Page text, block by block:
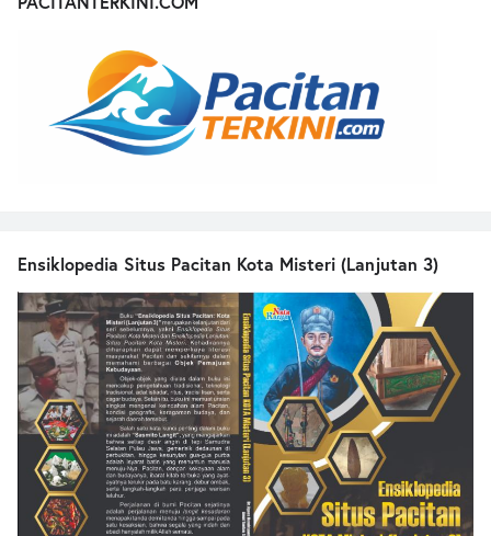
Ensiklopedia Situs Pacitan Kota Misteri (Lanjutan 3)